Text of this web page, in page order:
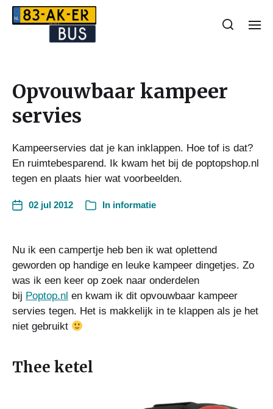
Opvouwbaar kampeer
servies
Kampeerservies dat je kan inklappen. Hoe tof is dat?
En ruimtebesparend. Ik kwam het bij de poptopshop.nl
tegen en plaats hier wat voorbeelden.
02 jul 2012 In informatie
Nu ik een campertje heb ben ik wat oplettend
geworden op handige en leuke kampeer dingetjes. Zo
was ik een keer op zoek naar onderdelen
bij Poptop.nl en kwam ik dit opvouwbaar kampeer
servies tegen. Het is makkelijk in te klappen als je het
niet gebruikt
Thee ketel